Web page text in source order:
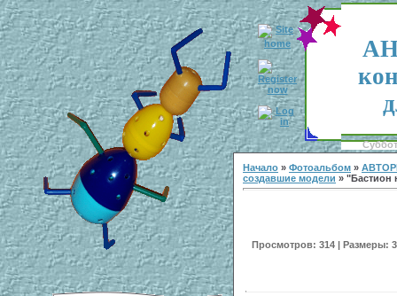
Начало » Фотоальбом »
создавшие модели » "Бастион
Просмотров: 314 | Размеры: